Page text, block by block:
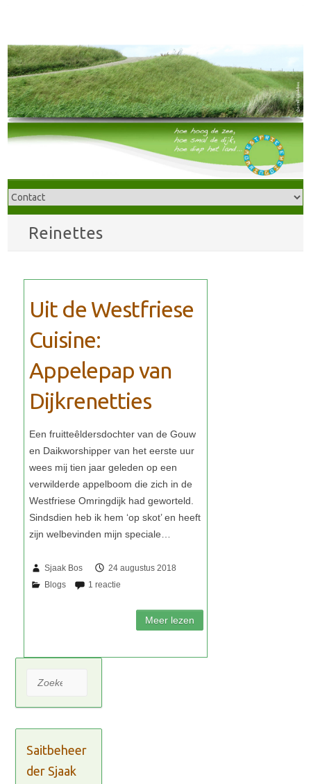
Reinettes
Uit de Westfriese
Cuisine:
Appelepap van
Dijkrenetties
Sjaak Bos 24 augustus 2018
Zoeken
Saitbeheer
der Sjaak